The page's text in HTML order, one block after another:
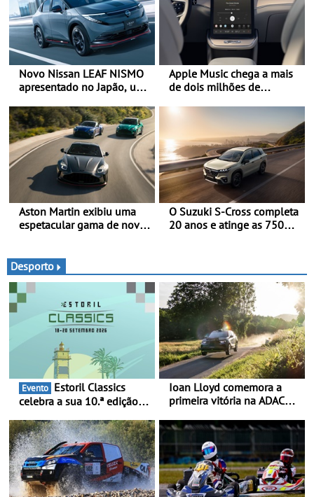
Novo Nissan LEAF NISMO
apresentado no Japão, uma
desportiva do SUV 100%
elétrico - Versão de maior
desempenho da terceira
geração do modelo elétrico
da marca
Apple Music chega a mais
de dois milhões de
Aston Martin exibiu uma
espetacular gama de novos
O Suzuki S-Cross completa
20 anos e atinge as 750
Desporto
Evento
celebra a sua 10.ª edição
2026
Ioan Lloyd comemora a
primeira vitória na ADAC
Schönborn é a segunda
mulher a subir ao pódio na
Rally Cup